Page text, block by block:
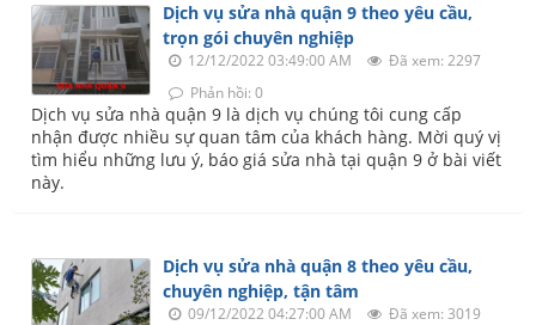
Dịch vụ sửa nhà quận 9 theo yêu cầu,
trọn gói chuyên nghiệp
12/12/2022 03:49:00 AM
Đã xem: 2297
Phản hồi: 0
Dịch vụ sửa nhà quận 9 là dịch vụ chúng tôi cung cấp
nhận được nhiều sự quan tâm của khách hàng. Mời quý vị
tìm hiểu những lưu ý, báo giá sửa nhà tại quận 9 ở bài viết
này.
Dịch vụ sửa nhà quận 8 theo yêu cầu,
chuyên nghiệp, tận tâm
09/12/2022 04:27:00 AM
Đã xem: 3019